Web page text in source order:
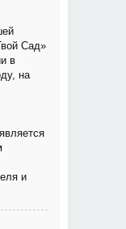
Сад»
в
на
и